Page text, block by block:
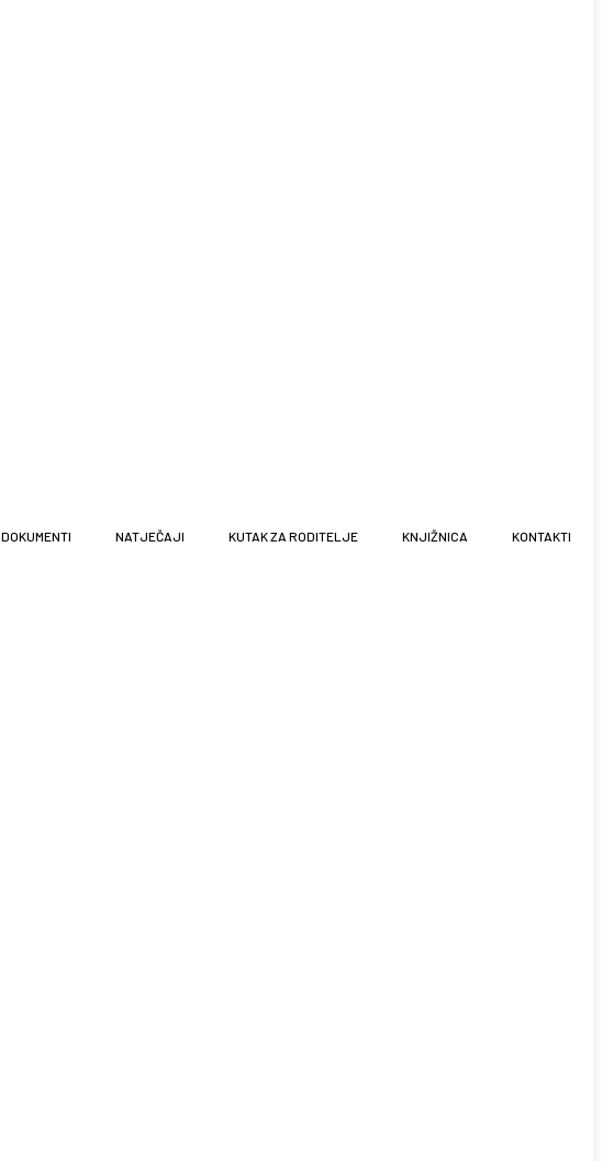
DOKUMENTI NATJEČAJI KUTAK ZA RODITELJE KNJIŽNICA KONTAKTI